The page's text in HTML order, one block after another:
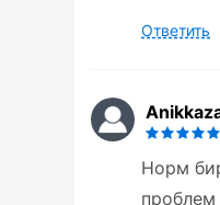
Ответить
Норм